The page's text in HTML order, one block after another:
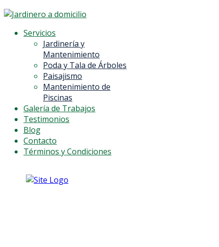
Servicios
Jardinería y
Mantenimiento
Poda y Tala de Árboles
Paisajismo
Mantenimiento de
Piscinas
Galería de Trabajos
Testimonios
Blog
Contacto
Términos y Condiciones